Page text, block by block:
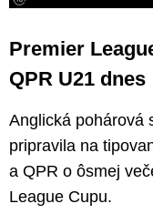
Premier
QPR U21 dnes
Anglická pohárová
pripravila na
a QPR o ôsmej
League Cupu.